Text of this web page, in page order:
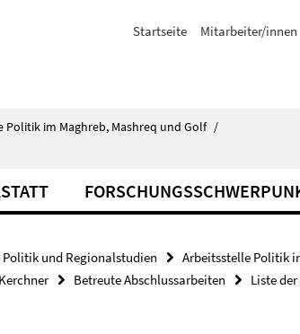
Startseite Mitarbeiter/innen
Politik im Maghreb, Mashreq und Golf /
und Regionalstudien Arbeitsstelle Politik
Betreute Abschlussarbeiten
Liste